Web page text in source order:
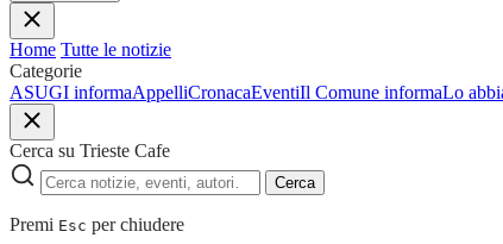
Home Tutte le notizie
Categorie
ASUGI informaAppelliCronacaEventiIl Comune informaLo
Cerca su Trieste Cafe
Cerca
Premi Esc per chiudere